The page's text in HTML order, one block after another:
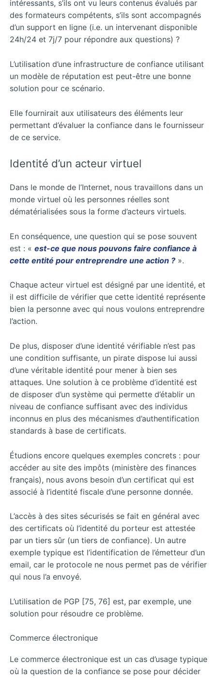
intéressants, s’ils ont vu leurs contenus évalués par
des formateurs compétents, s’ils sont accompagnés
d’un support en ligne (i.e. un intervenant disponible
24h/24 et 7j/7 pour répondre aux questions) ?
L’utilisation d’une infrastructure de confiance utilisant
un modèle de réputation est peut-être une bonne
solution pour ce scénario.
Elle fournirait aux utilisateurs des éléments leur
permettant d’évaluer la confiance dans le fournisseur
de ce service.
Identité d’un acteur virtuel
Dans le monde de l’Internet, nous travaillons dans un
monde virtuel où les personnes réelles sont
dématérialisées sous la forme d’acteurs virtuels.
En conséquence, une question qui se pose souvent
est : « est-ce que nous pouvons faire confiance à
cette entité pour entreprendre une action ? ».
Chaque acteur virtuel est désigné par une identité, et
il est difficile de vérifier que cette identité représente
bien la personne avec qui nous voulons entreprendre
l’action.
De plus, disposer d’une identité vérifiable n’est pas
une condition suffisante, un pirate dispose lui aussi
d’une véritable identité pour mener à bien ses
attaques. Une solution à ce problème d’identité est
de disposer d’un système qui permette d’établir un
niveau de confiance suffisant avec des individus
inconnus en plus des mécanismes d’authentification
standards à base de certificats.
Étudions encore quelques exemples concrets : pour
accéder au site des impôts (ministère des finances
français), nous avons besoin d’un certificat qui est
associé à l’identité fiscale d’une personne donnée.
L’accès à des sites sécurisés se fait en général avec
des certificats où l’identité du porteur est attestée
par un tiers sûr (un tiers de confiance). Un autre
exemple typique est l’identification de l’émetteur d’un
email, car le protocole ne nous permet pas de vérifier
qui nous l’a envoyé.
L’utilisation de PGP [75, 76] est, par exemple, une
solution pour résoudre ce problème.
Commerce électronique
Le commerce électronique est un cas d’usage typique
où la question de la confiance se pose pour décider